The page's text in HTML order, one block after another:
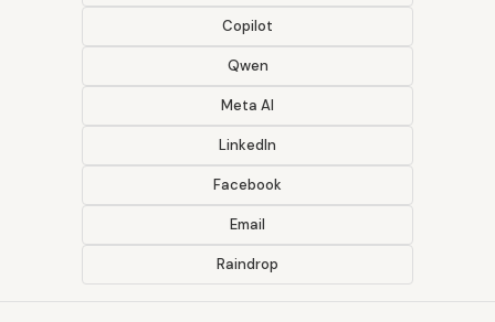
Copilot
Qwen
Meta AI
LinkedIn
Facebook
Email
Raindrop